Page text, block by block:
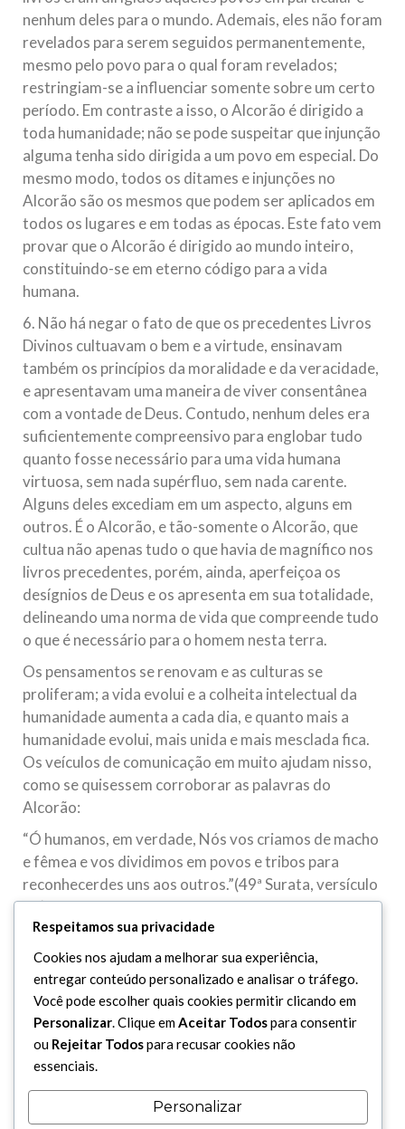
nenhum deles para o mundo. Ademais, eles não foram
revelados para serem seguidos permanentemente,
mesmo pelo povo para o qual foram revelados;
restringiam-se a influenciar somente sobre um certo
período. Em contraste a isso, o Alcorão é dirigido a
toda humanidade; não se pode suspeitar que injunção
alguma tenha sido dirigida a um povo em especial. Do
mesmo modo, todos os ditames e injunções no
Alcorão são os mesmos que podem ser aplicados em
todos os lugares e em todas as épocas. Este fato vem
provar que o Alcorão é dirigido ao mundo inteiro,
constituindo-se em eterno código para a vida
humana.
6. Não há negar o fato de que os precedentes Livros
Divinos cultuavam o bem e a virtude, ensinavam
também os princípios da moralidade e da veracidade,
e apresentavam uma maneira de viver consentânea
com a vontade de Deus. Contudo, nenhum deles era
suficientemente compreensivo para englobar tudo
quanto fosse necessário para uma vida humana
virtuosa, sem nada supérfluo, sem nada carente.
Alguns deles excediam em um aspecto, alguns em
outros. É o Alcorão, e tão-somente o Alcorão, que
cultua não apenas tudo o que havia de magnífico nos
livros precedentes, porém, ainda, aperfeiçoa os
desígnios de Deus e os apresenta em sua totalidade,
delineando uma norma de vida que compreende tudo
o que é necessário para o homem nesta terra.
Os pensamentos se renovam e as culturas se
proliferam; a vida evolui e a colheita intelectual da
humanidade aumenta a cada dia, e quanto mais a
humanidade evolui, mais unida e mais mesclada fica.
Os veículos de comunicação em muito ajudam nisso,
como se quisessem corroborar as palavras do
Alcorão:
“Ó humanos, em verdade, Nós vos criamos de macho
e fêmea e vos dividimos em povos e tribos para
reconhecerdes uns aos outros.”(49ª Surata, versículo
13)
No que diz respeito à tradução do Alcorão para
outros idiomas, dando oportunidade a que outros
povos, na pluralidade de suas línguas e cores, possam
conhecer a Mensagem de Mohammad, os doutos na
matéria dizem: “a Mensagem de Mohammad é para a
humanidade em geral, e, sendo ele árabe, essa
mensagem pode alcançar os não-árabes, através de
traduções que substituirão o original. Todavia, deve
ser uma tradução impecável, correta, concordante,
Respeitamos sua privacidade
Cookies nos ajudam a melhorar sua experiência,
entregar conteúdo personalizado e analisar o tráfego.
Você pode escolher quais cookies permitir clicando em
Personalizar. Clique emAceitar Todospara consentir
ou Rejeitar Todospara recusar cookies não
essenciais.
Personalizar